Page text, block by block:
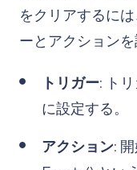
をクリアするには
ーとアクション
トリガー: ト
に設定する。
アクション: